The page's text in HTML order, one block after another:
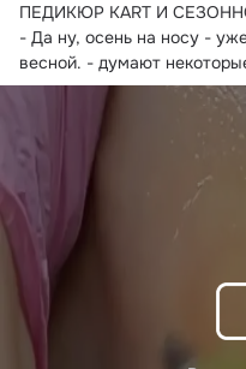
ПЕДИКЮР KART И
- Да ну, осень на носу -
весной. - думают